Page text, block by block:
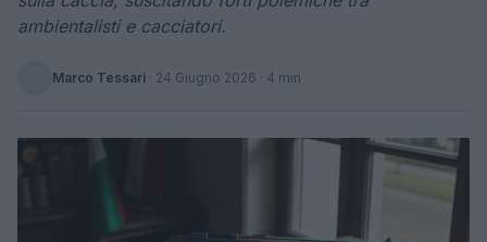
ambientalisti e cacciatori.
Marco Tessari · 24 Giugno 2026 · 4 min